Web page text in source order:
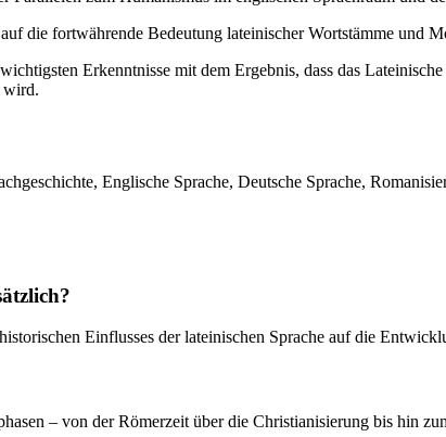
die fortwährende Bedeutung lateinischer Wortstämme und
Erkenntnisse mit dem Ergebnis, dass das
wird.
Englische Sprache, Deutsche Sprache,
Einflusses der lateinischen Sprache auf die
– von der Römerzeit über die Christianisierung bis hin